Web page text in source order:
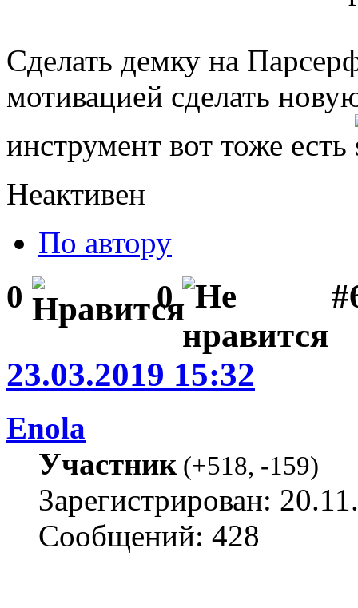
Сделать демку на
мотивацией сделать
инструмент вот тоже есть
Неактивен
По автору
0 0
23.03.2019 15:32
Enola
Участник(+518, -159)
Зарегистрирован:
Сообщений: 428